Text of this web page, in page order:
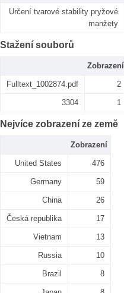
Určení tvarové stability pryžové
manžety
Stažení souborů
Zobrazení
Fulltext_1002874.pdf 2
3304 1
Nejvíce zobrazení ze země
Zobrazení
United States 476
Germany 59
China 26
Česká republika 17
Vietnam 13
Russia 10
Brazil 8